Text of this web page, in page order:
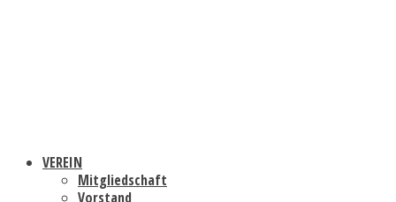
VEREIN
Mitgliedschaft
Vorstand